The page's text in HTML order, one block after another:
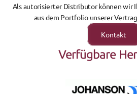
Als autorisierter Distributor können wir
aus dem Portfolio unserer
Kontakt
Verfügbare